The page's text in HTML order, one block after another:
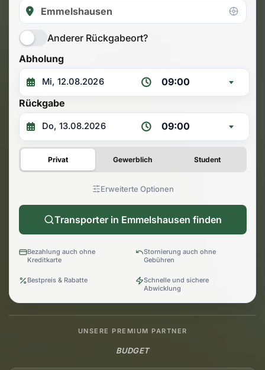
Anderer Rückgabeort?
Abholung
09:00
Rückgabe
09:00
Privat Gewerblich Student
Erweiterte Optionen
Transporter in Emmelshausen finden
Bezahlung auch ohne
Kreditkarte
Stornierung auch ohne
Gebühren
Bestpreis & Rabatte
Schnelle und sichere
Abwicklung
UNSERE PREMIUM PARTNER
BUDGET